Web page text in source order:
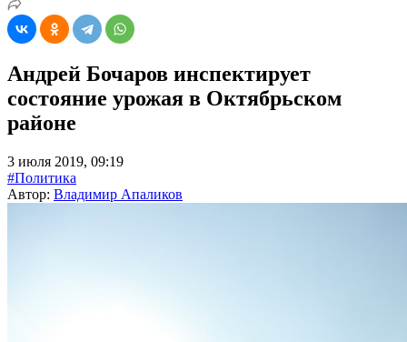
Андрей Бочаров инспектирует
состояние урожая в Октябрьском
районе
3 июля 2019, 09:19
#Политика
Автор: Владимир Апаликов